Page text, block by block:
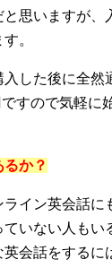
思いますが
。
した後に全
すので気軽
か？
イン英会話
いない人も
会話をするに